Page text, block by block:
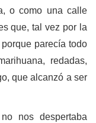
o como una calle
que, tal vez por la
parecía todo
redadas,
que alcanzó a ser
nos despertaba